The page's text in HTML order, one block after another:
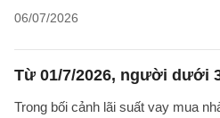
06/07/2026
Từ 01/7/2026, người dưới
Trong bối cảnh lãi suất vay mua